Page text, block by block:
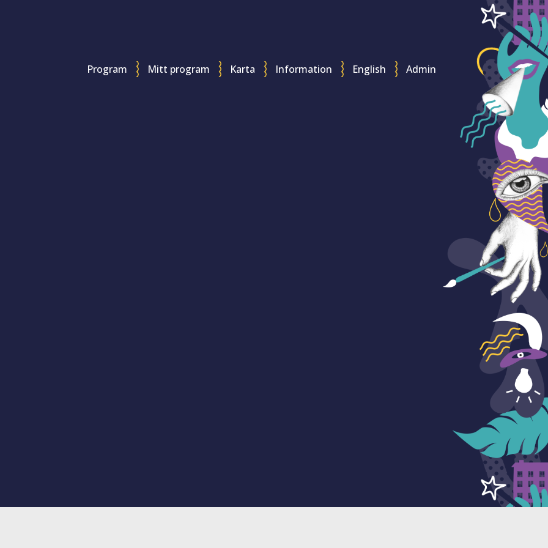
Program Mitt program Karta Information English Admin